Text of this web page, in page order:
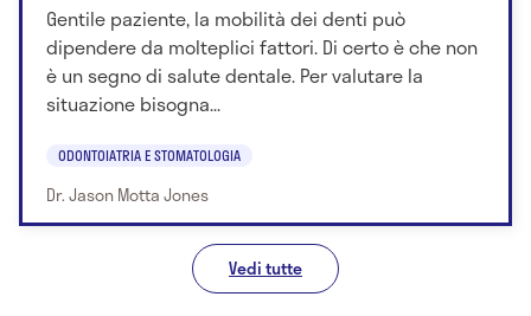
Gentile paziente, la mobilità dei denti può
dipendere da molteplici fattori. Di certo è che non
è un segno di salute dentale. Per valutare la
situazione bisogna...
ODONTOIATRIA E STOMATOLOGIA
Dr. Jason Motta Jones
Vedi tutte